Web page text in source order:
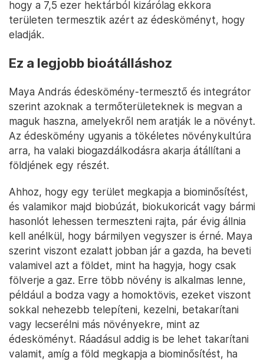
hogy a 7,5 ezer hektárból kizárólag ekkora
területen termesztik azért az édesköményt, hogy
eladják.
Ez a legjobb bioátálláshoz
Maya András édeskömény-termesztő és integrátor
szerint azoknak a termőterületeknek is megvan a
maguk haszna, amelyekről nem aratják le a növényt.
Az édeskömény ugyanis a tökéletes növénykultúra
arra, ha valaki biogazdálkodásra akarja átállítani a
földjének egy részét.
Ahhoz, hogy egy terület megkapja a biominősítést,
és valamikor majd biobúzát, biokukoricát vagy bármi
hasonlót lehessen termeszteni rajta, pár évig állnia
kell anélkül, hogy bármilyen vegyszer is érné. Maya
szerint viszont ezalatt jobban jár a gazda, ha beveti
valamivel azt a földet, mint ha hagyja, hogy csak
fölverje a gaz. Erre több növény is alkalmas lenne,
például a bodza vagy a homoktövis, ezeket viszont
sokkal nehezebb telepíteni, kezelni, betakarítani
vagy lecserélni más növényekre, mint az
édesköményt. Ráadásul addig is be lehet takarítani
valamit, amíg a föld megkapja a biominősítést, ha